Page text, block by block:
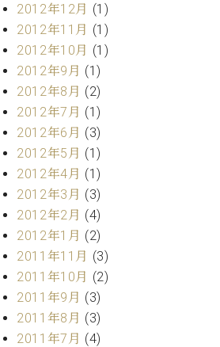
2012年12月 (1)
2012年11月 (1)
2012年10月 (1)
2012年9月 (1)
2012年8月 (2)
2012年7月 (1)
2012年6月 (3)
2012年5月 (1)
2012年4月 (1)
2012年3月 (3)
2012年2月 (4)
2012年1月 (2)
2011年11月 (3)
2011年10月 (2)
2011年9月 (3)
2011年8月 (3)
2011年7月 (4)